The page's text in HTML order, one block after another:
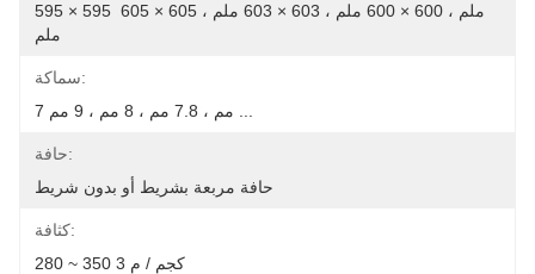
595 × 595 ملم ، 600 × 600 ملم ، 603 × 603 ملم ، 605 × 605
ملم
سماكة:
حافة:
حافة مربعة بشريط أو بدون شريط
كثافة:
280 ~ 350 كجم / م 3